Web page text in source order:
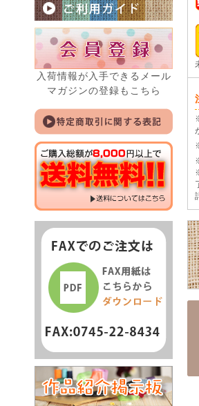
入荷情報が入手できるメール
マガジンの登録もこちら